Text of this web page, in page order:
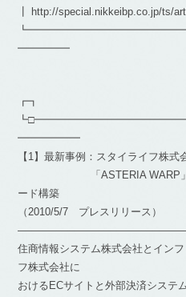
┃ http://special.nikkeibp.co.jp/ts/
━━━━━
┏┓
━━━━━━
【1】最新事例：スタイライフ株式
「ASTERIA WARP」で
ード構築
（2010/5/7 プレスリリース）
住商情報システム株式会社とイン
フ株式会社に
おけるECサイトと外部決済システ